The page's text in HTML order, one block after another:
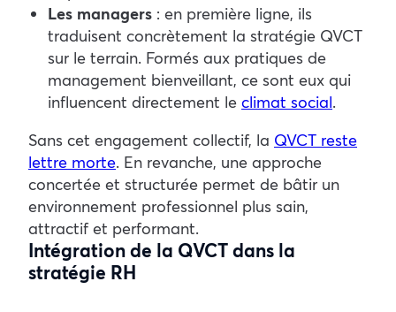
Les managers : en première ligne, ils
traduisent concrètement la stratégie QVCT
sur le terrain. Formés aux pratiques de
management bienveillant, ce sont eux qui
influencent directement le climat social.
Sans cet engagement collectif, la QVCT reste
lettre morte. En revanche, une approche
concertée et structurée permet de bâtir un
environnement professionnel plus sain,
attractif et performant.
Intégration de la QVCT dans la
stratégie RH